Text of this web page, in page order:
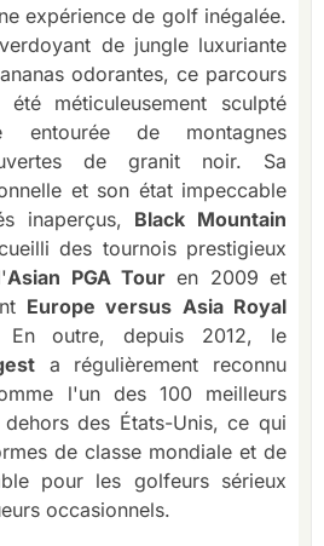
expérience de golf inégalée.
de jungle luxuriante
odorantes, ce parcours
méticuleusement sculpté
entourée de montagnes
de granit noir. Sa
et son état impeccable
inaperçus, Black Mountain
des tournois prestigieux
Asian PGA Tour en 2009 et
Europe versus Asia Royal
outre, depuis 2012, le
a régulièrement reconnu
l'un des 100 meilleurs
des États-Unis, ce qui
de classe mondiale et de
pour les golfeurs sérieux
occasionnels.